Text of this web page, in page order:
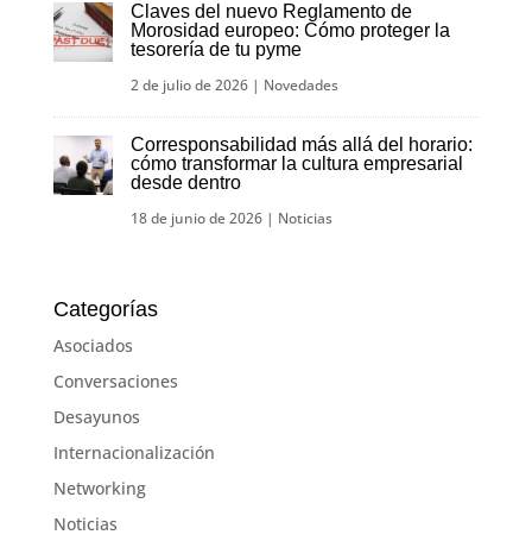
Claves del nuevo Reglamento de
Morosidad europeo: Cómo proteger la
tesorería de tu pyme
2 de julio de 2026| Novedades
Corresponsabilidad más allá del horario:
cómo transformar la cultura empresarial
desde dentro
18 de junio de 2026| Noticias
Categorías
Asociados
Conversaciones
Desayunos
Internacionalización
Networking
Noticias